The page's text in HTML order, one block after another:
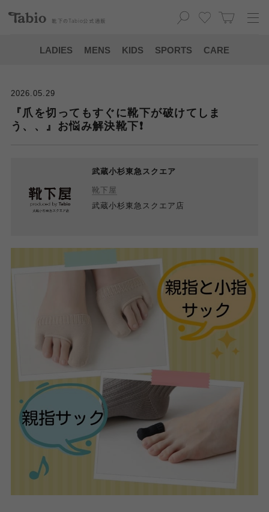
靴下の Tabio 公式通販
LADIES MENS KIDS SPORTS CARE
2026.05.29
『爪を切ってもすぐに靴下が破けてしま
う、、』お悩み解決靴下❗️
武蔵小杉東急スクエア
靴下屋
武蔵小杉東急スクエア店